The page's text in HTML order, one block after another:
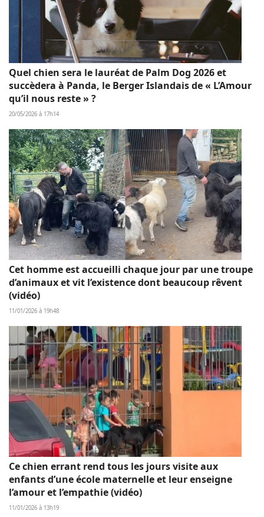
Quel chien sera le lauréat de Palm Dog 2026 et
succèdera à Panda, le Berger Islandais de « L’Amour
qu’il nous reste » ?
20/05/2026 à 17h14
Cet homme est accueilli chaque jour par une troupe
d’animaux et vit l’existence dont beaucoup rêvent
(vidéo)
11/01/2026 à 19h48
Ce chien errant rend tous les jours visite aux
enfants d’une école maternelle et leur enseigne
l’amour et l’empathie (vidéo)
11/01/2026 à 13h19